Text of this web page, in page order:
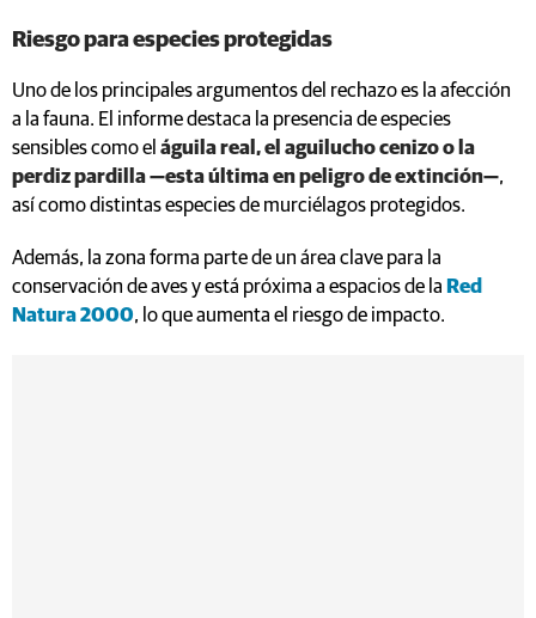
Riesgo para especies protegidas
Uno de los principales argumentos del rechazo es la afección
a la fauna. El informe destaca la presencia de especies
sensibles como el águila real, el aguilucho cenizo o la
perdiz pardilla —esta última en peligro de extinción—,
así como distintas especies de murciélagos protegidos.
Además, la zona forma parte de un área clave para la
conservación de aves y está próxima a espacios de la Red
Natura 2000, lo que aumenta el riesgo de impacto.